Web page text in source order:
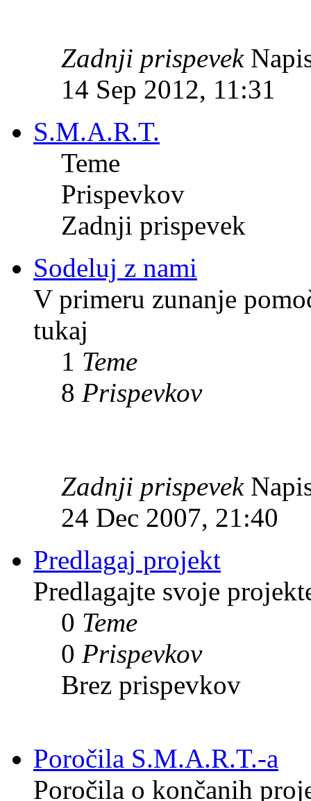
Zadnji prispevek
14 Sep 2012, 11:31
S.M.A.R.T.
Teme
Prispevkov
Zadnji prispevek
Sodeluj z nami
V primeru zunanje
tukaj
1 Teme
8 Prispevkov
Zadnji prispevek
24 Dec 2007, 21:40
Predlagaj projekt
Predlagajte svoje
0 Teme
0 Prispevkov
Brez prispevkov
Poročila S.M.A.R.T.-a
Poročila o končanih